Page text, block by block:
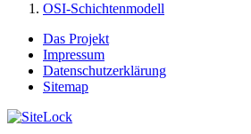
OSI-Schichtenmodell
Das Projekt
Impressum
Datenschutzerklärung
Sitemap